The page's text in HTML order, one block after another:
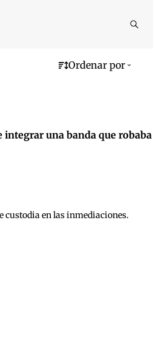
Ordenar por
una banda que robaba
custodia en las inmediaciones.